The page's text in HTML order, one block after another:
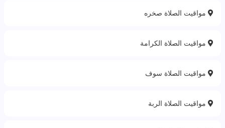
مواقيت الصلاة صخره
مواقيت الصلاة الكرامة
مواقيت الصلاة سوف
مواقيت الصلاة الربة‎